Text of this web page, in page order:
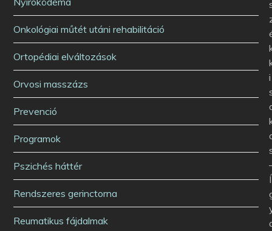
Onkológiai műtét utáni rehabilitáció
Ortopédiai elváltozások
Orvosi masszázs
Prevenció
Programok
Pszichés háttér
Rendszeres gerinctorna
Reumatikus fájdalmak
i
Í